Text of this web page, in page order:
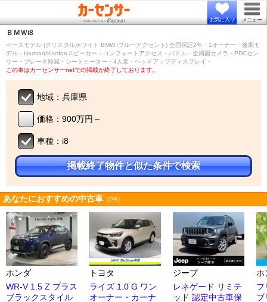
お気に入り メニュー
ＢＭＷi8
ベースモデル (クリスタルホワイト BMW iブルーアクセント) 全国保証2年・1オーナー・後期モ
デル・Harman/Kardonスピーカー・コンフォートアクセス・パドル・全周囲カメラ・PDCセン
サー・ブレーキ軽減・シートヒーター・4人乗・ヘッドアップディスプレイ・
この車はカーセンサーnetでの掲載が終了しております。
地域：兵庫県
価格：900万円～
車種：i8
掲載終了物件と似た条件で検索
あなたにおすすめの中古車 ［PR］
ホンダ
WR-V 1.5 Z プラス
ブラックスタイル
トヨタ
ライズ 1.0 G ワン
オーナー・カーナ
ジープ
レネゲード リミテ
ッド 認定中古車保
ホ
フ
ブ